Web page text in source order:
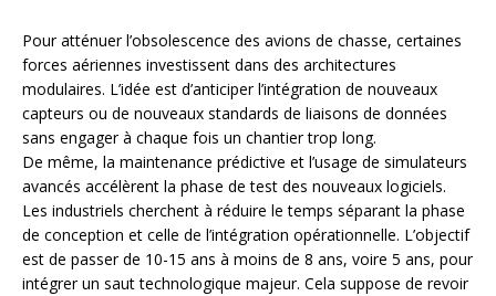
Pour atténuer l’obsolescence des avions de chasse, certaines
forces aériennes investissent dans des architectures
modulaires. L’idée est d’anticiper l’intégration de nouveaux
capteurs ou de nouveaux standards de liaisons de données
sans engager à chaque fois un chantier trop long.
De même, la maintenance prédictive et l’usage de simulateurs
avancés accélèrent la phase de test des nouveaux logiciels.
Les industriels cherchent à réduire le temps séparant la phase
de conception et celle de l’intégration opérationnelle. L’objectif
est de passer de 10-15 ans à moins de 8 ans, voire 5 ans, pour
intégrer un saut technologique majeur. Cela suppose de revoir